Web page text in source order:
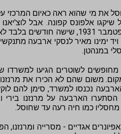
את מי שהוא ראה כאיום המרכזי
שיקגו אלפונס קפונה. אבל
שמע על כוונתו של מרנזנו והחליט לפעול קודם. בספטמבר 1931,
ימינו מאיר לנסקי ארבעה
במנהטן.
לשוטרים הגיעו למשרדו
משום שהם לא הכירו את מרנזנו
נכנסו למשרד, סימן להם
הארבעה על מרנזנו בירי
כמו חיה רעה עד שחוסל.
אגדיים - מסרייה ומרנזנו,